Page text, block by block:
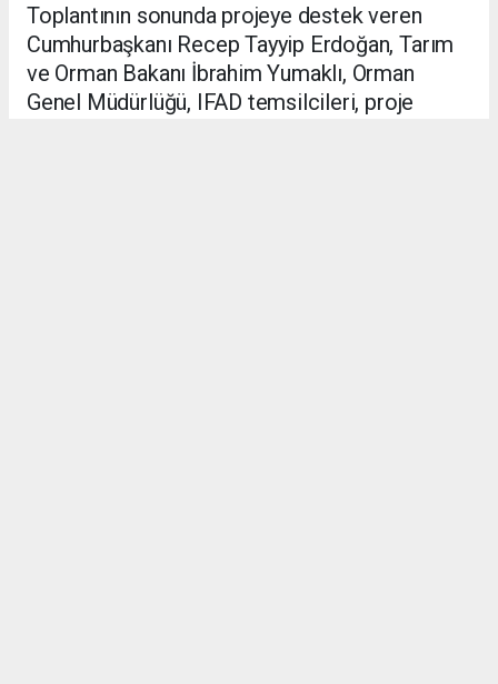
Toplantının sonunda projeye destek veren
Cumhurbaşkanı Recep Tayyip Erdoğan, Tarım
ve Orman Bakanı İbrahim Yumaklı, Orman
Genel Müdürlüğü, IFAD temsilcileri, proje